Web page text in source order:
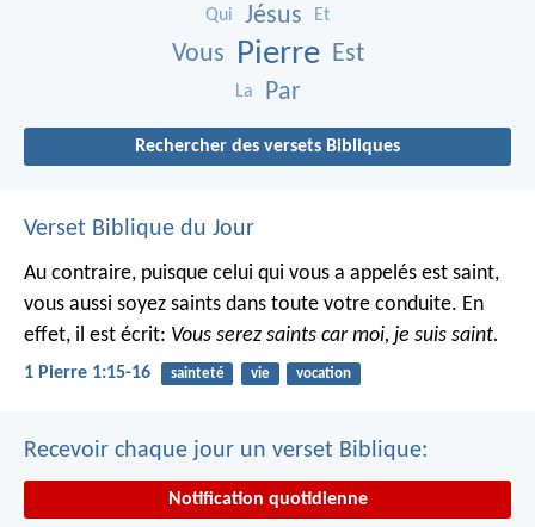
Qui Jésus Et
Vous Pierre Est
La Par
Rechercher des versets Bibliques
Verset Biblique du Jour
Au contraire, puisque celui qui vous a appelés est saint,
vous aussi soyez saints dans toute votre conduite. En
effet, il est écrit: Vous serez saints car moi, je suis saint.
1 Pierre 1:15-16 sainteté vie vocation
Recevoir chaque jour un verset Biblique:
Notification quotidienne